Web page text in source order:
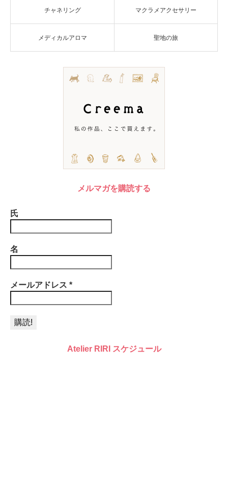
チャネリング マクラメアクセサリー
メディカルアロマ 聖地の旅
メルマガを購読する
氏
名
メールアドレス *
Atelier RIRI スケジュール